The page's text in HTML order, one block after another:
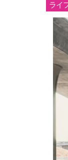
ライ